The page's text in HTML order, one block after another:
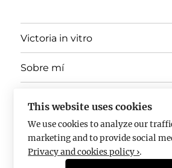
Victoria in vitro
Sobre mí
En los medios
Pregúntame
This website uses cookies
We use cookies to analyze our
marketing and to provide social
Privacy and cookies policy ›.